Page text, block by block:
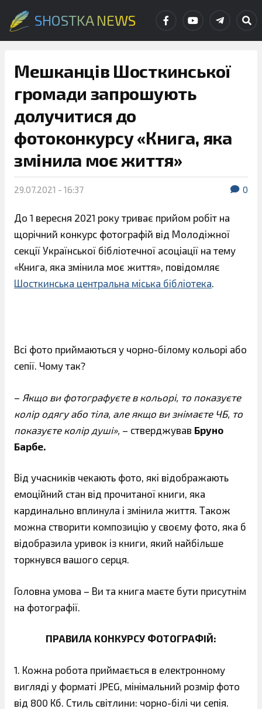
SHOSTKA NEWS
Мешканців Шосткинської
громади запрошують
долучитися до
фотоконкурсу «Книга, яка
змінила моє життя»
29.07.2021 - 16:37 0
До 1 вересня 2021 року триває прийом робіт на
щорічний конкурс фотографій від Молодіжної
секції Української бібліотечної асоціації на тему
«Книга, яка змінила моє життя», повідомляє
Шосткинська центральна міська бібліотека.
Всі фото приймаються у чорно-білому кольорі або
сепії. Чому так?
– Якщо ви фотографуєте в кольорі, то показуєте
колір одягу або тіла, але якщо ви знімаєте ЧБ, то
показуєте колір душі», – стверджував Бруно
Барбе.
Від учасників чекають фото, які відображають
емоційний стан від прочитаної книги, яка
кардинально вплинула і змінила життя. Також
можна створити композицію у своєму фото, яка б
відобразила уривок із книги, який найбільше
торкнувся вашого серця.
Головна умова – Ви та книга маєте бути присутнім
на фотографії.
ПРАВИЛА КОНКУРСУ ФОТОГРАФІЙ:
1. Кожна робота приймається в електронному
вигляді у форматі JPEG, мінімальний розмір фото
від 800 Кб. Стиль світлини: чорно-білі чи сепія.